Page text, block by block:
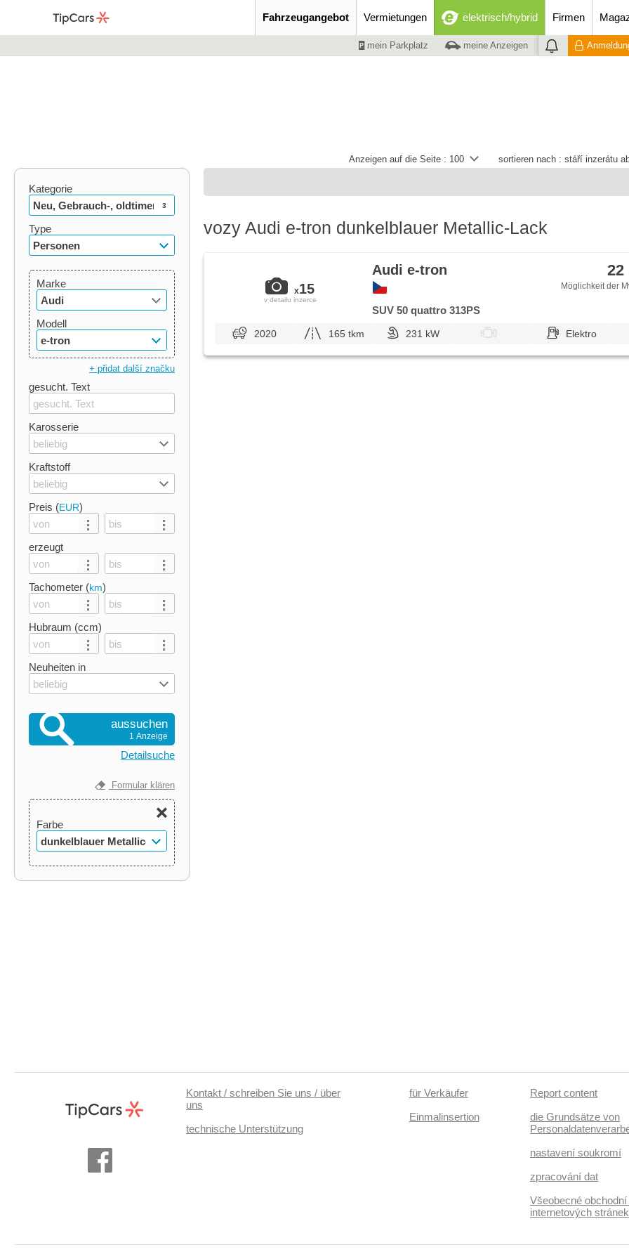
Fahrzeugangebot Vermietungen elektrisch/hybrid Firmen
mein Parkplatz meine Anzeigen
sortieren nach : stáří inzerátu
Anzeigen auf die Seite : 100
Kategorie
Neu, Gebrauch-, oldtimer
3
Type
Personen
Marke
Audi
Modell
e-tron
+ přidat další značku
gesucht. Text
Karosserie
beliebig
Kraftstoff
beliebig
Preis (EUR)
erzeugt
Tachometer (km)
Hubraum (ccm)
Neuheiten in
beliebig
aussuchen
1 Anzeige
Detailsuche
Formular klären
Farbe
dunkelblauer Metallic-
vozy Audi e-tron dunkelblauer Metallic-Lack
x15
v detailu inzerce
Audi e-tron 22
Möglichkeit der
SUV 50 quattro 313PS
2020 165 tkm 231 kW Elektro
Kontakt / schreiben Sie uns / über
uns
technische Unterstützung
für Verkäufer
Einmalinsertion
Report content
die Grundsätze von
nastavení soukromí
zpracování dat
Všeobecné
internetových